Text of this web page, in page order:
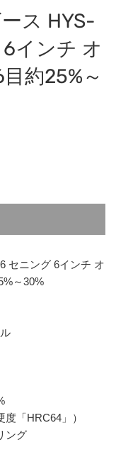
ス HYS-
インチ オ
約25%～
セニング 6インチ オ
～30%
「HRC64」）
ング